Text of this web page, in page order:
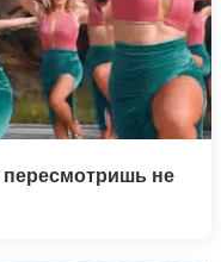
пересмотришь не